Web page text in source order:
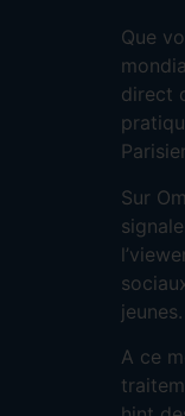
Que
direct
Sur
jeunes.
A ce